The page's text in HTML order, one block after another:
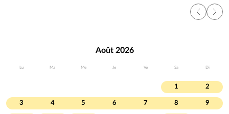
Août 2026
Lu Ma Me Je Ve Sa Di
1 2
3 4 5 6 7 8 9